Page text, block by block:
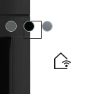
Boja:Boja:Boja: